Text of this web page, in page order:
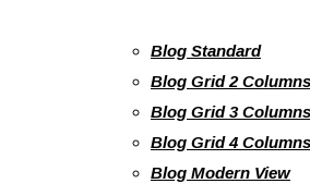
Blog Standard
Blog Grid 2 Columns
Blog Grid 3 Columns
Blog Grid 4 Columns
Blog Modern View